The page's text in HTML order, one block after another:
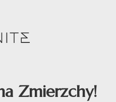
Zmierzchy!